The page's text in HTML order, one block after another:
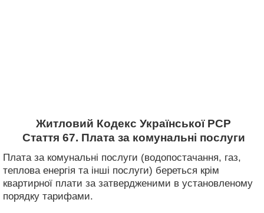
Житловий Кодекс Української РСР
Стаття 67. Плата за комунальні послуги
Плата за комунальні послуги (водопостачання, газ,
теплова енергія та інші послуги) береться крім
квартирної плати за затвердженими в установленому
порядку тарифами.